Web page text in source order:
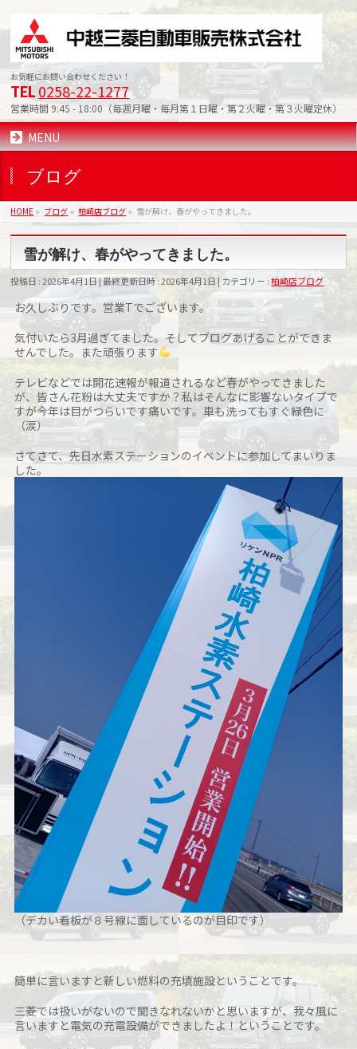
お気軽にお問い合わせください！
TEL0258-22-1277
営業時間 9:45 - 18:00（毎週月曜・毎月第１日曜・第２火曜・第３火曜定休）
MENU
ブログ
HOME » ブログ » 柏崎店ブログ » 雪が解け、春がやってきました。
雪が解け、春がやってきました。
投稿日 : 2026年4月1日 最終更新日時 : 2026年4月1日 カテゴリー :柏崎店ブログ
お久しぶりです。営業Tでございます。
気付いたら3月過ぎてました。そしてブログあげることができま
せんでした。また頑張ります
テレビなどでは開花速報が報道されるなど春がやってきました
が、皆さん花粉は大丈夫ですか？私はそんなに影響ないタイプで
すが今年は目がつらいです痛いです。車も洗ってもすぐ緑色に
（涙）
さてさて、先日水素ステーションのイベントに参加してまいりま
した。
（デカい看板が８号線に面しているのが目印です）
簡単に言いますと新しい燃料の充填施設ということです。
三菱では扱いがないので聞きなれないかと思いますが、我々風に
言いますと電気の充電設備ができましたよ！ということです。